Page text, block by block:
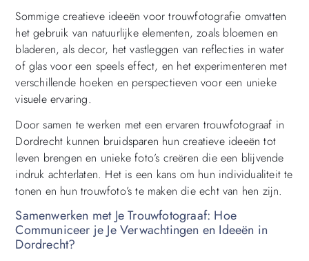
Sommige creatieve ideeën voor trouwfotografie omvatten
het gebruik van natuurlijke elementen, zoals bloemen en
bladeren, als decor, het vastleggen van reflecties in water
of glas voor een speels effect, en het experimenteren met
verschillende hoeken en perspectieven voor een unieke
visuele ervaring.
Door samen te werken met een ervaren trouwfotograaf in
Dordrecht kunnen bruidsparen hun creatieve ideeën tot
leven brengen en unieke foto’s creëren die een blijvende
indruk achterlaten. Het is een kans om hun individualiteit te
tonen en hun trouwfoto’s te maken die echt van hen zijn.
Samenwerken met Je Trouwfotograaf: Hoe
Communiceer je Je Verwachtingen en Ideeën in
Dordrecht?